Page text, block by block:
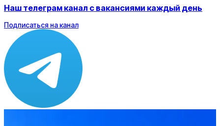
Наш телеграм канал с вакансиями каждый день
Подписаться на канал